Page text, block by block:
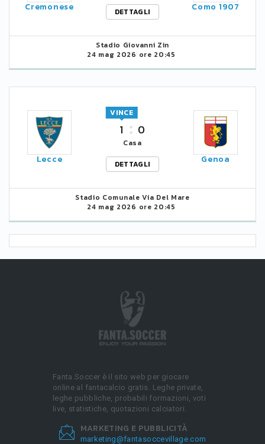
Cremonese
DETTAGLI
Como 1907
Stadio Giovanni Zin
24 mag 2026 ore 20:45
Lecce
1
VINCE
0
Casa
DETTAGLI
Genoa
Stadio Comunale Via Del Mare
24 mag 2026 ore 20:45
Fanta.Soccer è il sito web per giocare
online al fantacalcio gratis. Leghe private,
leghe pubbliche, probabili formazioni, voti
live, statistiche, quotazioni calciatori.
MARKETING E PUBBLICITÀ
marketing@fantasoccevillage.com